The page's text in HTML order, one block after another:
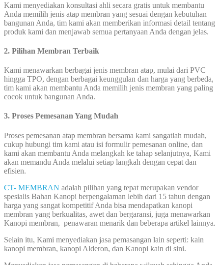
Kami menyediakan konsultasi ahli secara gratis untuk membantu
Anda memilih jenis atap membran yang sesuai dengan kebutuhan
bangunan Anda, tim kami akan memberikan informasi detail tentang
produk kami dan menjawab semua pertanyaan Anda dengan jelas.
2. Pilihan Membran Terbaik
Kami menawarkan berbagai jenis membran atap, mulai dari PVC
hingga TPO, dengan berbagai keunggulan dan harga yang berbeda,
tim kami akan membantu Anda memilih jenis membran yang paling
cocok untuk bangunan Anda.
3. Proses Pemesanan Yang Mudah
Proses pemesanan atap membran bersama kami sangatlah mudah,
cukup hubungi tim kami atau isi formulir pemesanan online, dan
kami akan membantu Anda melangkah ke tahap selanjutnya, Kami
akan memandu Anda melalui setiap langkah dengan cepat dan
efisien.
CT- MEMBRAN adalah pilihan yang tepat merupakan vendor
spesialis Bahan Kanopi berpengalaman lebih dari 15 tahun dengan
harga yang sangat kompetitif Anda bisa mendapatkan kanopi
membran yang berkualitas, awet dan bergaransi, juga menawarkan
Kanopi membran, penawaran menarik dan beberapa artikel lainnya.
Selain itu, Kami menyediakan jasa pemasangan lain seperti: kain
kanopi membran, kanopi Alderon, dan Kanopi kain di sini.